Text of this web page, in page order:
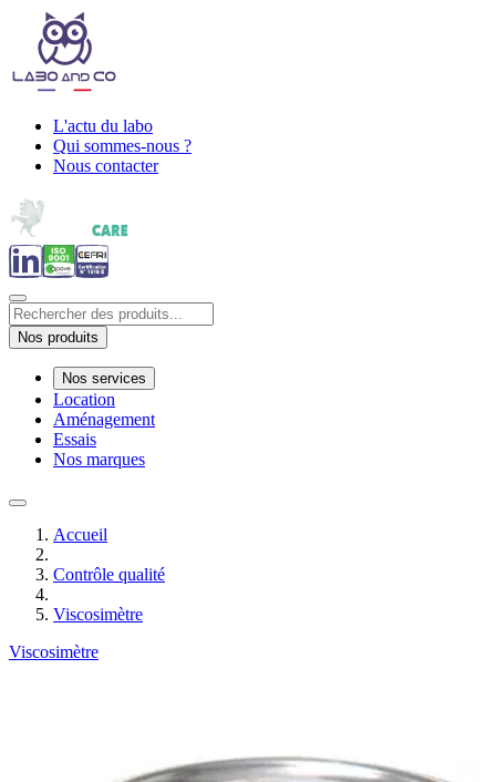
L'actu du labo
Qui sommes-nous ?
Nous contacter
Nos produits
Nos services
Location
Aménagement
Essais
Nos marques
Accueil
Contrôle qualité
Viscosimètre
Viscosimètre